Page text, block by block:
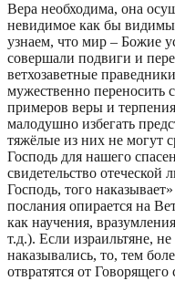
Вера необходима, она
невидимое как бы
узнаем, что мир – Божие
совершали подвиги и
ветхозаветные
мужественно переносить
примеров веры и
малодушно избегать
тяжёлые из них не могут
Господь для нашего
свидетельство
Господь, того
послания опирается на
как научения,
т.д.). Если израильтяне,
наказывались, то, тем
отвратятся от Говорящего